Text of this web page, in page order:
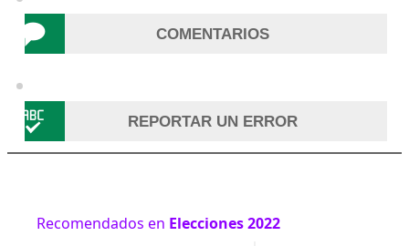
COMENTARIOS
REPORTAR UN ERROR
Recomendados en Elecciones 2022